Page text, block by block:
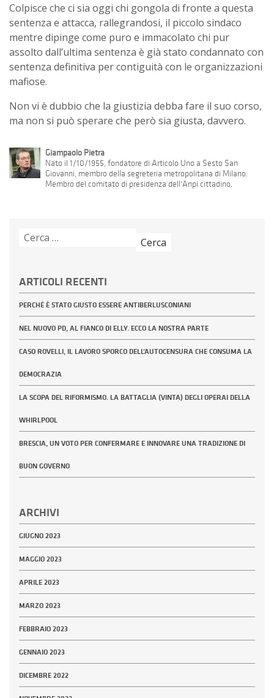
Colpisce che ci sia oggi chi gongola di fronte a questa
sentenza e attacca, rallegrandosi, il piccolo sindaco
mentre dipinge come puro e immacolato chi pur
assolto dall’ultima sentenza è già stato condannato con
sentenza definitiva per contiguità con le organizzazioni
mafiose.
Non vi è dubbio che la giustizia debba fare il suo corso,
ma non si può sperare che però sia giusta, davvero.
Giampaolo Pietra
Nato il 1/10/1955, fondatore di Articolo Uno a Sesto San
Giovanni, membro della segreteria metropolitana di Milano.
Membro del comitato di presidenza dell'Anpi cittadino.
Ricerca
ARTICOLI RECENTI
PERCHÉ È STATO GIUSTO ESSERE ANTIBERLUSCONIANI
NEL NUOVO PD, AL FIANCO DI ELLY. ECCO LA NOSTRA PARTE
CASO ROVELLI, IL LAVORO SPORCO DELL’AUTOCENSURA CHE CONSUMA LA
DEMOCRAZIA
LA SCOPA DEL RIFORMISMO. LA BATTAGLIA (VINTA) DEGLI OPERAI DELLA
WHIRLPOOL
BRESCIA, UN VOTO PER CONFERMARE E INNOVARE UNA TRADIZIONE DI
BUON GOVERNO
ARCHIVI
GIUGNO 2023
MAGGIO 2023
APRILE 2023
MARZO 2023
FEBBRAIO 2023
GENNAIO 2023
DICEMBRE 2022